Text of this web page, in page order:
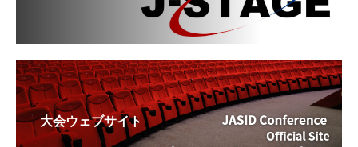
大会ウェブサイト